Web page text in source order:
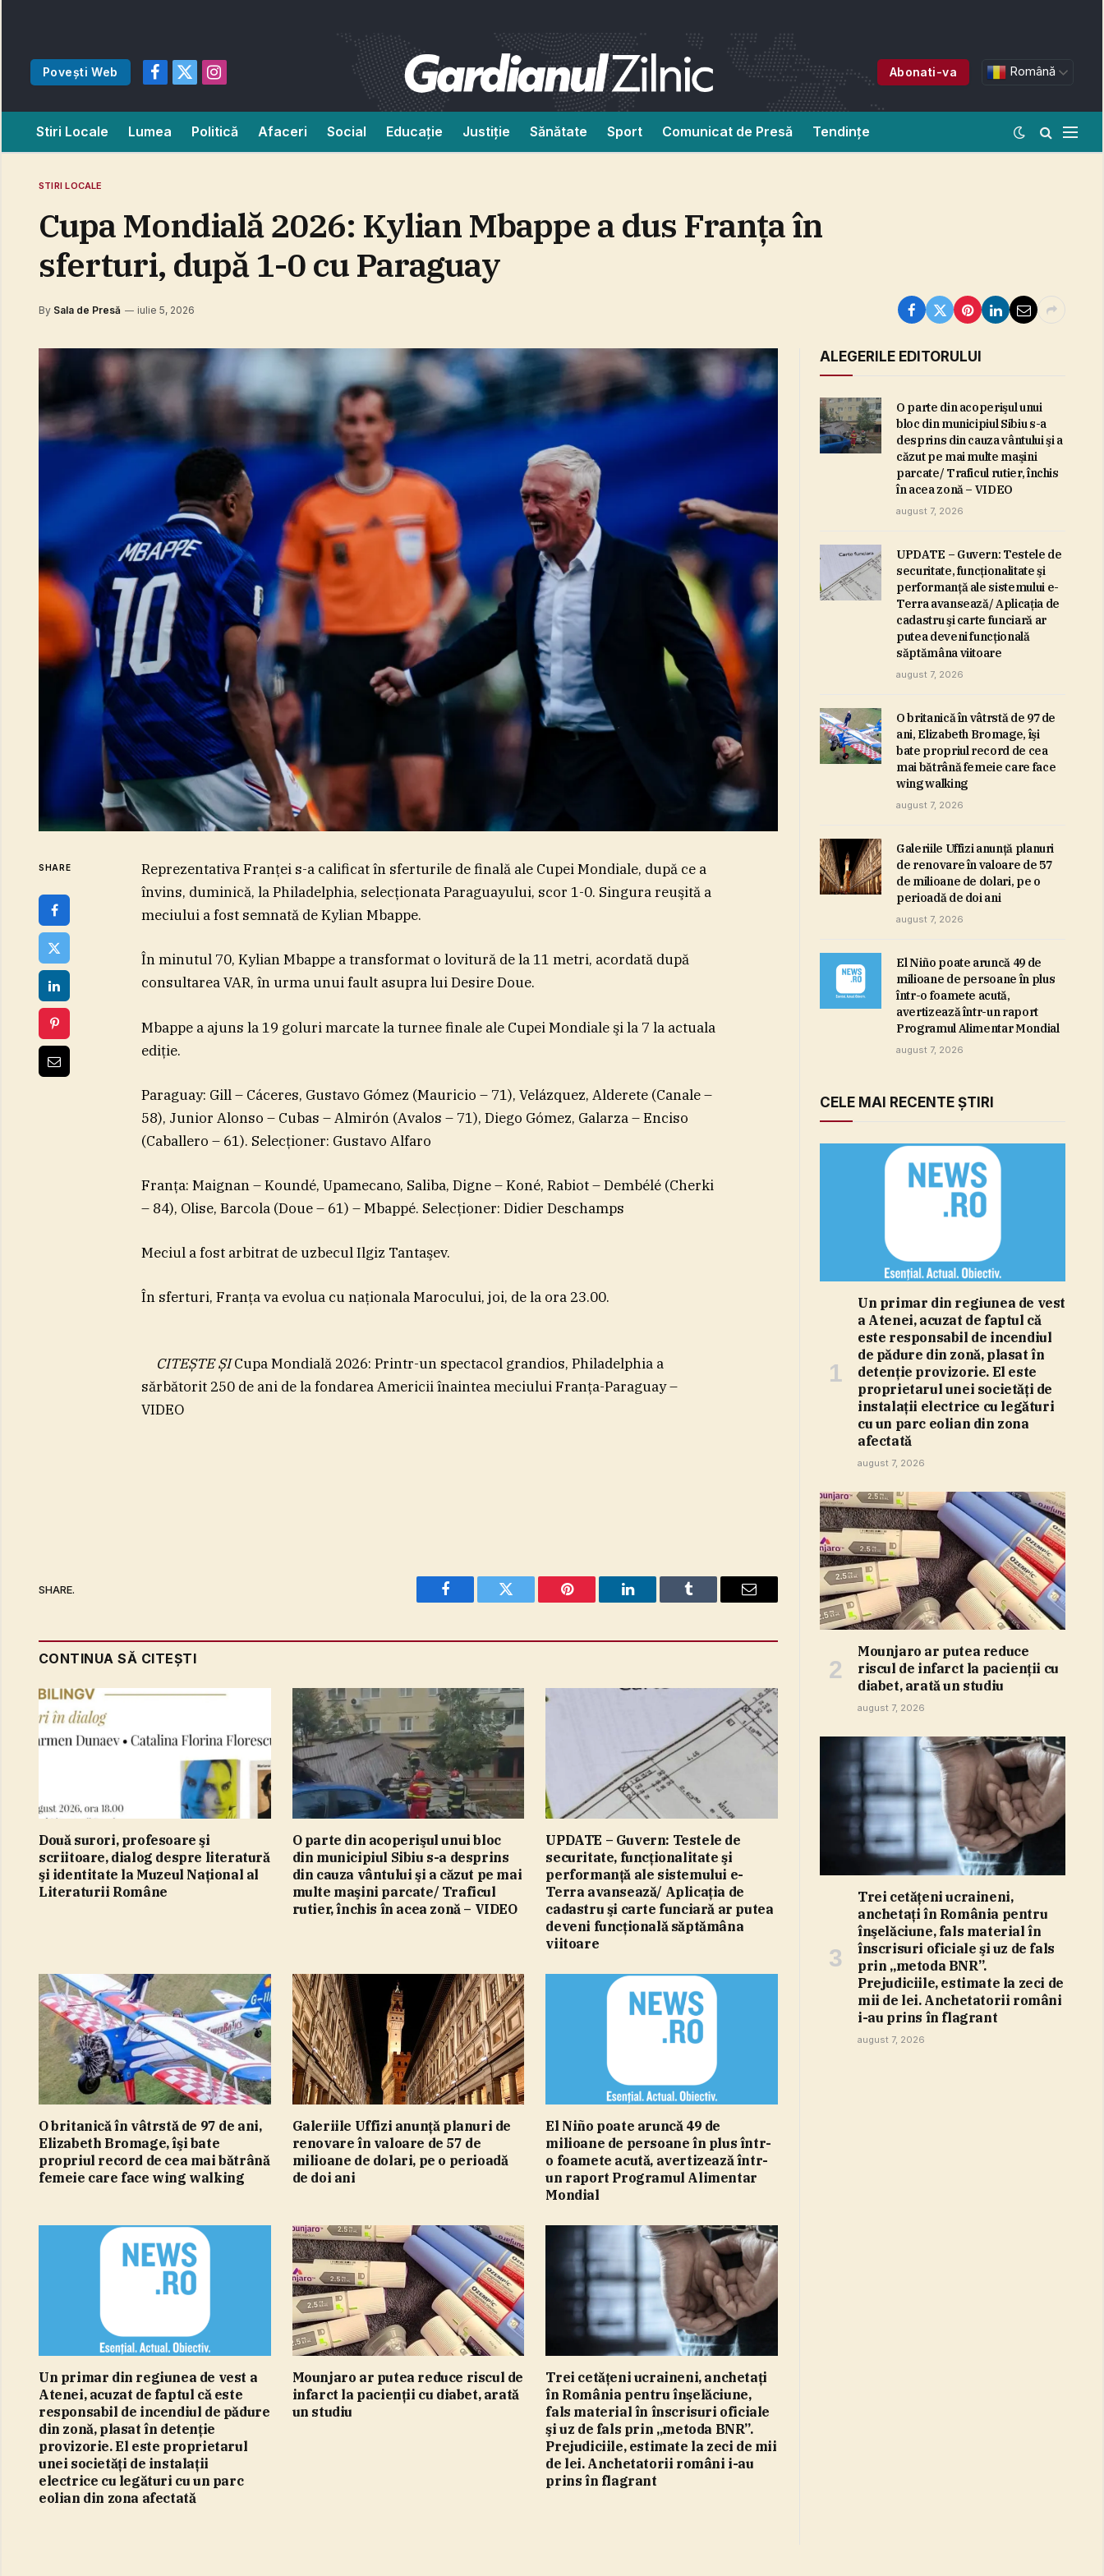
Povești Web
Facebook
X
Instagram
Abonati-va Română
Stiri Locale Lumea Politică Afaceri Social Educație Justiție Sănătate Sport Comunicat de Presă Tendințe
STIRI LOCALE
Cupa Mondială 2026: Kylian Mbappe a dus Franţa în
sferturi, după 1-0 cu Paraguay
By Sala de Presă iulie 5, 2026
SHARE
Reprezentativa Franţei s-a calificat în sferturile de finală ale Cupei Mondiale, după ce a
învins, duminică, la Philadelphia, selecţionata Paraguayului, scor 1-0. Singura reuşită a
meciului a fost semnată de Kylian Mbappe.
În minutul 70, Kylian Mbappe a transformat o lovitură de la 11 metri, acordată după
consultarea VAR, în urma unui fault asupra lui Desire Doue.
Mbappe a ajuns la 19 goluri marcate la turnee finale ale Cupei Mondiale şi la 7 la actuala
ediţie.
Paraguay: Gill – Cáceres, Gustavo Gómez (Mauricio – 71), Velázquez, Alderete (Canale –
58), Junior Alonso – Cubas – Almirón (Avalos – 71), Diego Gómez, Galarza – Enciso
(Caballero – 61). Selecţioner: Gustavo Alfaro
Franţa: Maignan – Koundé, Upamecano, Saliba, Digne – Koné, Rabiot – Dembélé (Cherki
– 84), Olise, Barcola (Doue – 61) – Mbappé. Selecţioner: Didier Deschamps
Meciul a fost arbitrat de uzbecul Ilgiz Tantaşev.
În sferturi, Franţa va evolua cu naţionala Marocului, joi, de la ora 23.00.
CITEȘTE ȘICupa Mondială 2026: Printr-un spectacol grandios, Philadelphia a
sărbătorit 250 de ani de la fondarea Americii înaintea meciului Franţa-Paraguay –
VIDEO
SHARE.
Facebook Twitter Pinterest LinkedIn Tumblr Email
CONTINUA SĂ CITEȘTI
Două surori, profesoare şi
scriitoare, dialog despre literatură
şi identitate la Muzeul Naţional al
Literaturii Române
O parte din acoperişul unui bloc
din municipiul Sibiu s-a desprins
din cauza vântului şi a căzut pe mai
multe maşini parcate/ Traficul
rutier, închis în acea zonă – VIDEO
UPDATE – Guvern: Testele de
securitate, funcţionalitate şi
performanţă ale sistemului e-
Terra avansează/ Aplicaţia de
cadastru şi carte funciară ar putea
deveni funcţională săptămâna
viitoare
O britanică în vâtrstă de 97 de ani,
Elizabeth Bromage, îşi bate
propriul record de cea mai bătrână
femeie care face wing walking
Galeriile Uffizi anunţă planuri de
renovare în valoare de 57 de
milioane de dolari, pe o perioadă
de doi ani
El Niño poate aruncă 49 de
milioane de persoane în plus într-
o foamete acută, avertizează într-
un raport Programul Alimentar
Mondial
Un primar din regiunea de vest a
Atenei, acuzat de faptul că este
responsabil de incendiul de pădure
din zonă, plasat în detenţie
provizorie. El este proprietarul
unei societăţi de instalaţii
electrice cu legături cu un parc
eolian din zona afectată
Mounjaro ar putea reduce riscul de
infarct la pacienţii cu diabet, arată
un studiu
Trei cetăţeni ucraineni, anchetaţi
în România pentru înşelăciune,
fals material în înscrisuri oficiale
şi uz de fals prin „metoda BNR”.
Prejudiciile, estimate la zeci de mii
de lei. Anchetatorii români i-au
prins în flagrant
ALEGERILE EDITORULUI
O parte din acoperişul unui
bloc din municipiul Sibiu s-a
desprins din cauza vântului şi a
căzut pe mai multe maşini
parcate/ Traficul rutier, închis
în acea zonă – VIDEO
august 7, 2026
UPDATE – Guvern: Testele de
securitate, funcţionalitate şi
performanţă ale sistemului e-
Terra avansează/ Aplicaţia de
cadastru şi carte funciară ar
putea deveni funcţională
săptămâna viitoare
august 7, 2026
O britanică în vâtrstă de 97 de
ani, Elizabeth Bromage, îşi
bate propriul record de cea
mai bătrână femeie care face
wing walking
august 7, 2026
Galeriile Uffizi anunţă planuri
de renovare în valoare de 57
de milioane de dolari, pe o
perioadă de doi ani
august 7, 2026
El Niño poate aruncă 49 de
milioane de persoane în plus
într-o foamete acută,
avertizează într-un raport
Programul Alimentar Mondial
august 7, 2026
CELE MAI RECENTE ȘTIRI
Un primar din regiunea de vest
a Atenei, acuzat de faptul că
este responsabil de incendiul
de pădure din zonă, plasat în
detenţie provizorie. El este
proprietarul unei societăţi de
instalaţii electrice cu legături
cu un parc eolian din zona
afectată
august 7, 2026
Mounjaro ar putea reduce
riscul de infarct la pacienţii cu
diabet, arată un studiu
august 7, 2026
Trei cetăţeni ucraineni,
anchetaţi în România pentru
înşelăciune, fals material în
înscrisuri oficiale şi uz de fals
prin „metoda BNR”.
Prejudiciile, estimate la zeci de
mii de lei. Anchetatorii români
i-au prins în flagrant
august 7, 2026